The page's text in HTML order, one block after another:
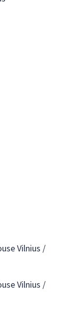
Vilnius /
Vilnius /